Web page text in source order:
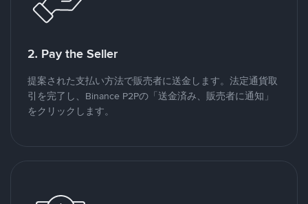
2. Pay the Seller
提案された支払い方法で販売者に送金します。法定通貨取
引を完了し、Binance P2Pの「送金済み、販売者に通知」
をクリックします。